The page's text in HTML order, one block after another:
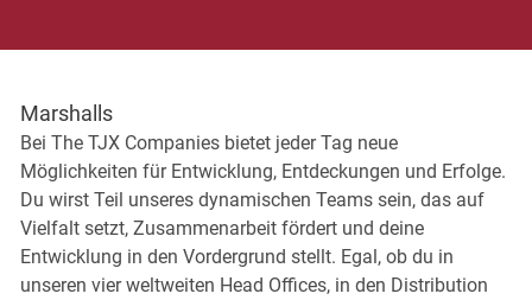
Marshalls
Bei The TJX Companies bietet jeder Tag neue
Möglichkeiten für Entwicklung, Entdeckungen und Erfolge.
Du wirst Teil unseres dynamischen Teams sein, das auf
Vielfalt setzt, Zusammenarbeit fördert und deine
Entwicklung in den Vordergrund stellt. Egal, ob du in
unseren vier weltweiten Head Offices, in den Distribution